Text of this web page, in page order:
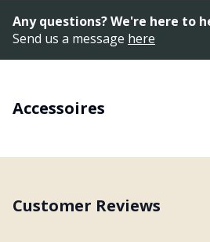
Any questions? We're here to
Send us a message here
Accessoires
Customer Reviews